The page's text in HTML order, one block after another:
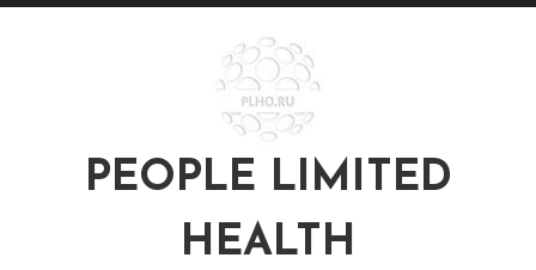
Перейти
PEOPLE LIMITED
HEALTH